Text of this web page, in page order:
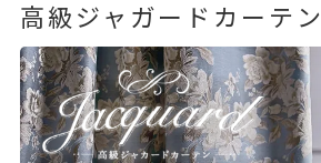
高級ジャガードカーテン